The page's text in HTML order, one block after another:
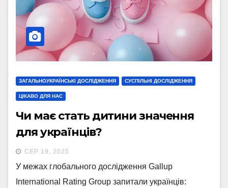
ЗАГАЛЬНОУКРАЇНСЬКІ ДОСЛІДЖЕННЯ СУСПІЛЬНІ ДОСЛІДЖЕННЯ
ЦІКАВО ДЛЯ НАС
Чи має стать дитини значення
для українців?
СЕР 19, 2025
У межах глобального дослідження Gallup
International Rating Group запитали українців: